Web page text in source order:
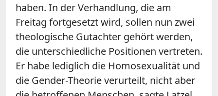
haben. In der Verhandlung, die am
Freitag fortgesetzt wird, sollen nun zwei
theologische Gutachter gehört werden,
die unterschiedliche Positionen vertreten.
Er habe lediglich die Homosexualität und
die Gender-Theorie verurteilt, nicht aber